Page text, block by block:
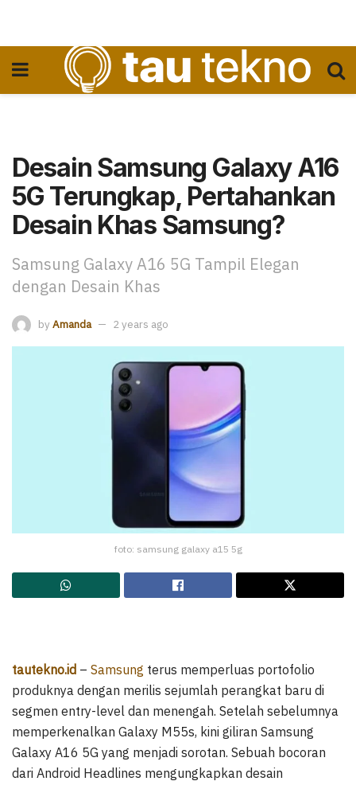
Desain Samsung Galaxy A16
5G Terungkap, Pertahankan
Desain Khas Samsung?
Samsung Galaxy A16 5G Tampil Elegan
dengan Desain Khas
by Amanda 2 years ago
foto: samsung galaxy a15 5g
tautekno.id – Samsung terus memperluas portofolio
produknya dengan merilis sejumlah perangkat baru di
segmen entry-level dan menengah. Setelah sebelumnya
memperkenalkan Galaxy M55s, kini giliran Samsung
Galaxy A16 5G yang menjadi sorotan. Sebuah bocoran
dari Android Headlines mengungkapkan desain